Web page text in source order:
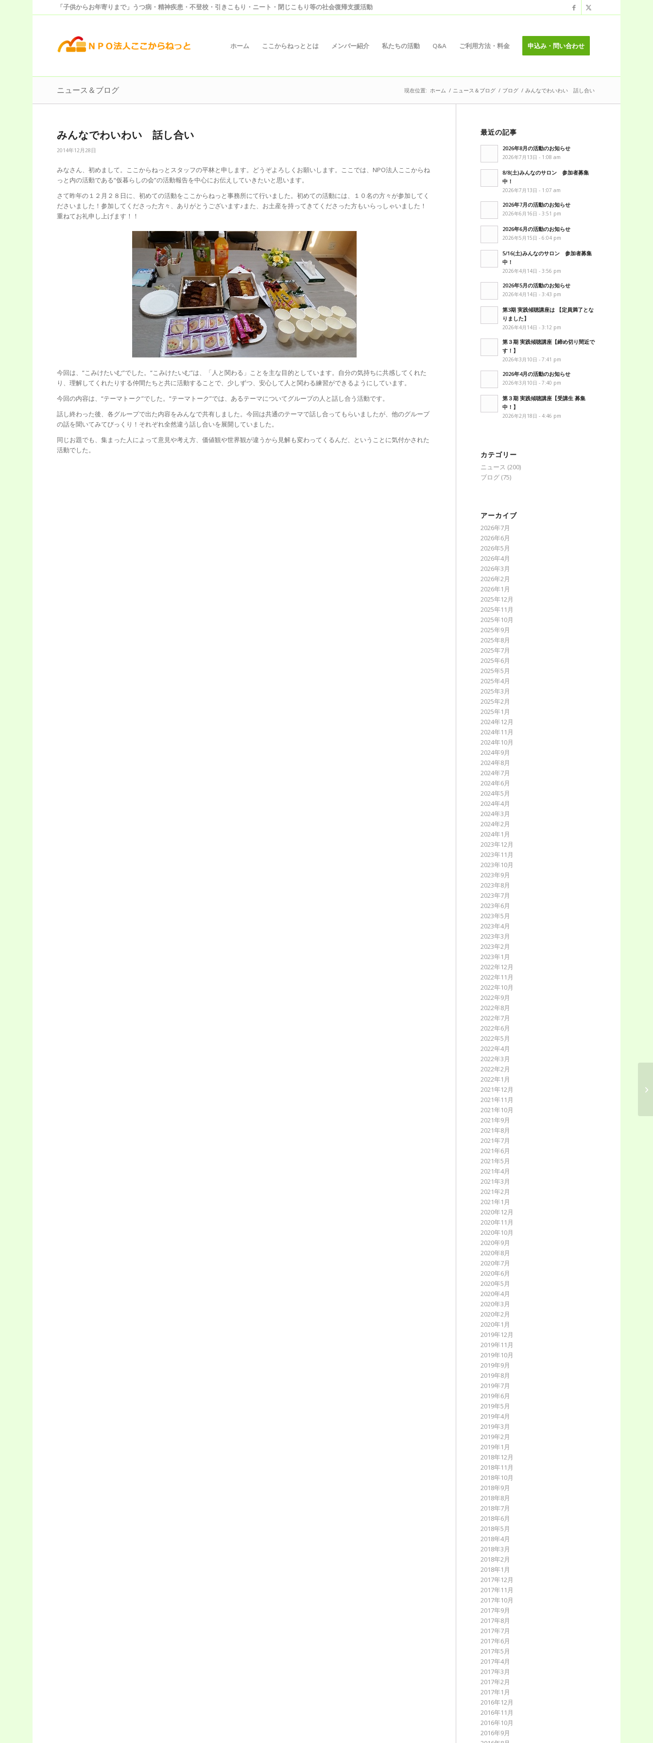
「子供からお年寄りまで」うつ病・精神疾患・不登校・引きこもり・ニート・閉じこもり等の社会復帰支援活動
ホーム ここからねっととは メンバー紹介 私たちの活動 Q&A ご利用方法・料金 申込み・問い合わせ
ニュース＆ブログ 現在位置: ホーム / ニュース＆ブログ / ブログ / みんなでわいわい 話し合い
みんなでわいわい 話し合い
2014年12月28日
みなさん、初めまして。ここからねっとスタッフの平林と申します。どうぞよろしくお願いします。ここでは、NPO法人ここからね
っと内の活動である“仮暮らしの会”の活動報告を中心にお伝えしていきたいと思います。
さて昨年の１２月２８日に、初めての活動をここからねっと事務所にて行いました。初めての活動には、１０名の方々が参加してく
ださいました！参加してくださった方々、ありがとうございます♪また、お土産を持ってきてくださった方もいらっしゃいました！
重ねてお礼申し上げます！！
今回は、“こみけたいむ”でした。“こみけたいむ”は、「人と関わる」ことを主な目的としています。自分の気持ちに共感してくれた
り、理解してくれたりする仲間たちと共に活動することで、少しずつ、安心して人と関わる練習ができるようにしています。
今回の内容は、“テーマトーク”でした。“テーマトーク”では、あるテーマについてグループの人と話し合う活動です。
話し終わった後、各グループで出た内容をみんなで共有しました。今回は共通のテーマで話し合ってもらいましたが、他のグループ
の話を聞いてみてびっくり！それぞれ全然違う話し合いを展開していました。
同じお題でも、集まった人によって意見や考え方、価値観や世界観が違うから見解も変わってくるんだ、ということに気付かされた
活動でした。
最近の記事
2026年8月の活動のお知らせ
2026年7月13日 - 1:08 am
8/8(土)みんなのサロン 参加者募集
中！
2026年7月13日 - 1:07 am
2026年7月の活動のお知らせ
2026年6月16日 - 3:51 pm
2026年6月の活動のお知らせ
2026年5月15日 - 6:04 pm
5/16(土)みんなのサロン 参加者募集
中！
2026年4月14日 - 3:56 pm
2026年5月の活動のお知らせ
2026年4月14日 - 3:43 pm
第3期 実践傾聴講座は 【定員満了とな
りました】
2026年4月14日 - 3:12 pm
第３期 実践傾聴講座【締め切り間近で
す！】
2026年3月10日 - 7:41 pm
2026年4月の活動のお知らせ
2026年3月10日 - 7:40 pm
第３期 実践傾聴講座【受講生 募集
中！】
2026年2月18日 - 4:46 pm
カテゴリー
ニュース (200)
ブログ (75)
アーカイブ
2026年7月
2026年6月
2026年5月
2026年4月
2026年3月
2026年2月
2026年1月
2025年12月
2025年11月
2025年10月
2025年9月
2025年8月
2025年7月
2025年6月
2025年5月
2025年4月
2025年3月
2025年2月
2025年1月
2024年12月
2024年11月
2024年10月
2024年9月
2024年8月
2024年7月
2024年6月
2024年5月
2024年4月
2024年3月
2024年2月
2024年1月
2023年12月
2023年11月
2023年10月
2023年9月
2023年8月
2023年7月
2023年6月
2023年5月
2023年4月
2023年3月
2023年2月
2023年1月
2022年12月
2022年11月
2022年10月
2022年9月
2022年8月
2022年7月
2022年6月
2022年5月
2022年4月
2022年3月
2022年2月
2022年1月
2021年12月
2021年11月
2021年10月
2021年9月
2021年8月
2021年7月
2021年6月
2021年5月
2021年4月
2021年3月
2021年2月
2021年1月
2020年12月
2020年11月
2020年10月
2020年9月
2020年8月
2020年7月
2020年6月
2020年5月
2020年4月
2020年3月
2020年2月
2020年1月
2019年12月
2019年11月
2019年10月
2019年9月
2019年8月
2019年7月
2019年6月
2019年5月
2019年4月
2019年3月
2019年2月
2019年1月
2018年12月
2018年11月
2018年10月
2018年9月
2018年8月
2018年7月
2018年6月
2018年5月
2018年4月
2018年3月
2018年2月
2018年1月
2017年12月
2017年11月
2017年10月
2017年9月
2017年8月
2017年7月
2017年6月
2017年5月
2017年4月
2017年3月
2017年2月
2017年1月
2016年12月
2016年11月
2016年10月
2016年9月